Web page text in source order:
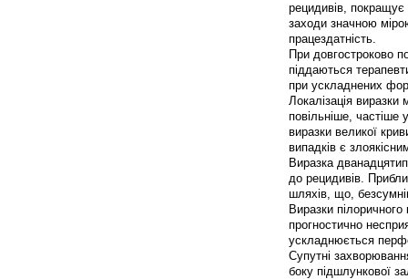
рецидивів, покращує
заходи значною
працездатність.
При довгостроково
піддаються
при ускладнених
Локалізація
повільніше, частіше
виразки великої
випадків є
Виразка
до рецидивів.
шляхів, що,
Виразки
прогностично
ускладнюється
Супутні
боку підшлункової